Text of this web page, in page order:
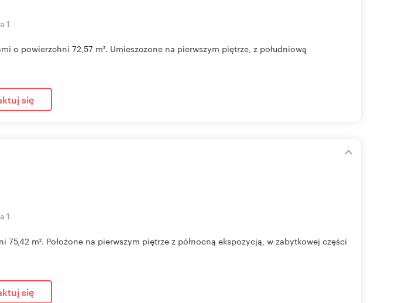
1
o powierzchni 72,57 m². Umieszczone na pierwszym piętrze, z południową
się
1
m². Położone na pierwszym piętrze z północną ekspozycją, w zabytkowej części
się